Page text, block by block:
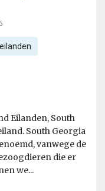
Eilanden, South
South Georgia
vanwege de
die er
we...